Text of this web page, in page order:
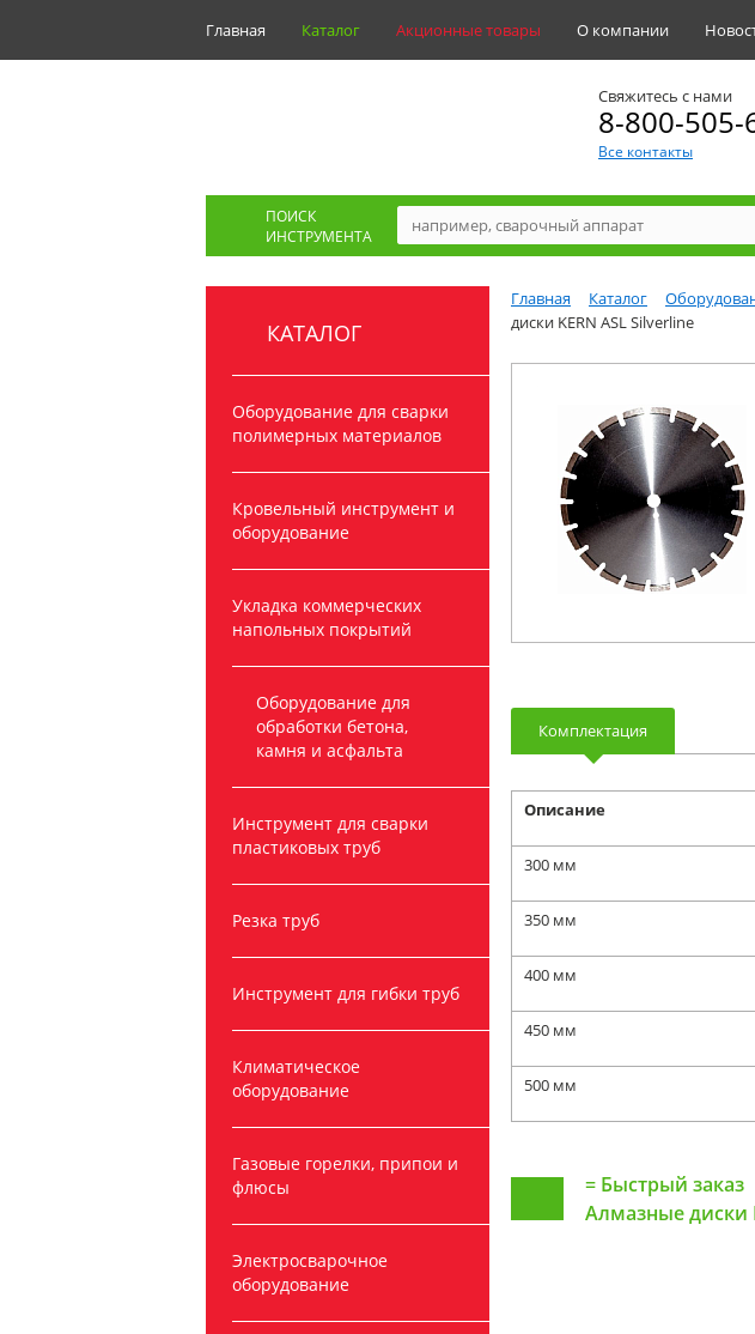
Главная Каталог Акционные товары О компании
Свяжитесь с нами
8-800-505-
Все контакты
ПОИСК
ИНСТРУМЕНТА
КАТАЛОГ
Оборудование для сварки
полимерных материалов
Кровельный инструмент и
оборудование
Укладка коммерческих
напольных покрытий
Оборудование для
обработки бетона,
камня и асфальта
Инструмент для сварки
пластиковых труб
Резка труб
Инструмент для гибки труб
Климатическое
оборудование
Газовые горелки, припои и
флюсы
Электросварочное
оборудование
Главная Каталог
диски KERN ASL Silverline
Комплектация
Описание
300 мм
350 мм
400 мм
450 мм
500 мм
= Быстрый заказ
Алмазные диски